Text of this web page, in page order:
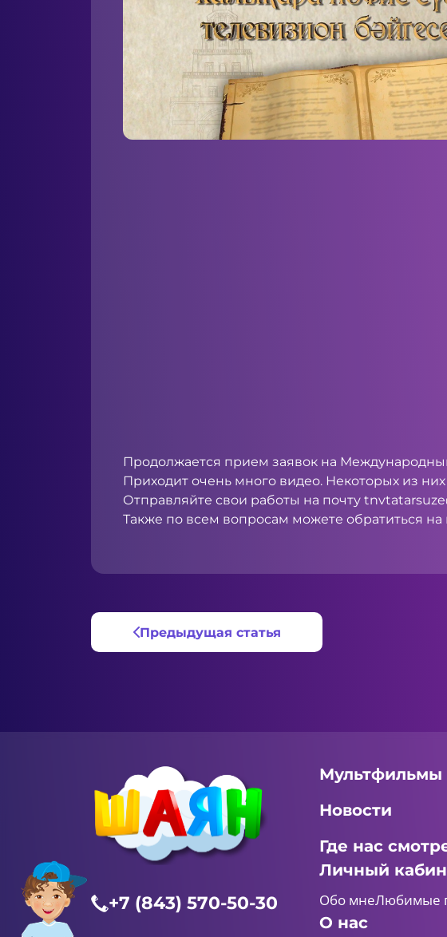
Продолжается прием заявок на
Приходит очень много видео. Некоторых из
Отправляйте свои работы на почту
Также по всем вопросам можете обратиться на
Предыдущая статья
+7 (843) 570-50-30
Мультфильмы
Новости
Где нас
Личный
Обо мнеЛюбимые
О нас